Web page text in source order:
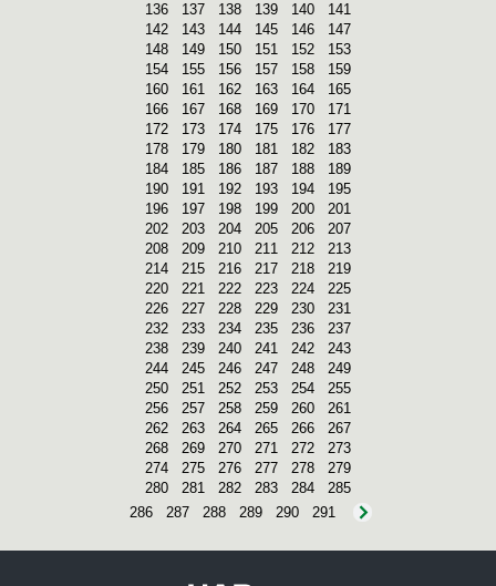
136
137 138 139 140
141
142
143 144 145 146
147
148
149 150 151 152
153
154
155 156 157 158
159
160
161 162 163 164
165
166
167 168 169 170
171
172
173 174 175 176
177
178
179 180 181 182
183
184
185 186 187 188
189
190
191 192 193 194
195
196
197 198 199 200
201
202
203 204 205 206
207
208
209 210 211 212
213
214
215 216 217 218
219
220
221 222 223 224
225
226
227 228 229 230
231
232
233 234 235 236
237
238
239 240 241 242
243
244
245 246 247 248
249
250
251 252 253 254
255
256
257 258 259 260
261
262
263 264 265 266
267
268
269 270 271 272
273
274
275 276 277 278
279
280
281 282 283 284
285
286
287 288 289 290 291